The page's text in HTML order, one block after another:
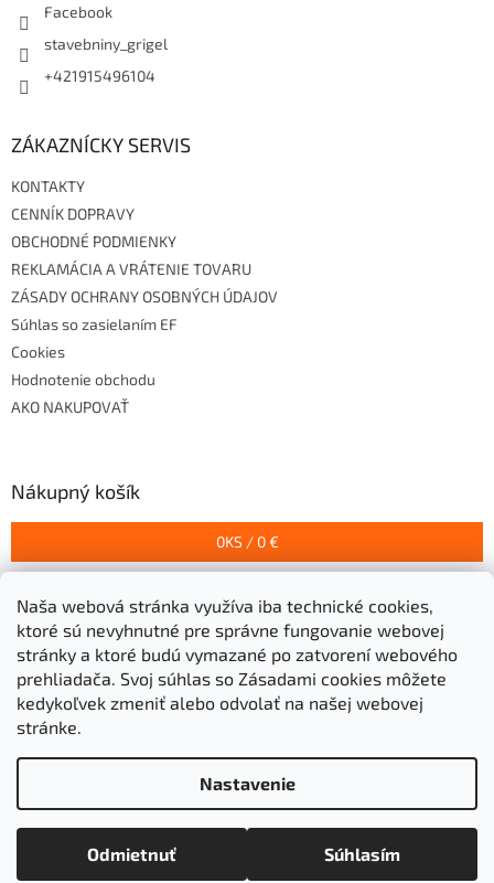
Naša webová stránka využíva iba technické cookies,
ktoré sú nevyhnutné pre správne fungovanie webovej
stránky a ktoré budú vymazané po zatvorení webového
prehliadača. Svoj súhlas so Zásadami cookies môžete
kedykoľvek zmeniť alebo odvolať na našej webovej
stránke.
Nastavenie
Odmietnuť Súhlasím
Facebook
stavebniny_grigel
+421915496104
ZÁKAZNÍCKY SERVIS
KONTAKTY
CENNÍK DOPRAVY
OBCHODNÉ PODMIENKY
REKLAMÁCIA A VRÁTENIE TOVARU
ZÁSADY OCHRANY OSOBNÝCH ÚDAJOV
Súhlas so zasielaním EF
Cookies
Hodnotenie obchodu
AKO NAKUPOVAŤ
Nákupný košík
0KS / 0 €
Prijímame online platby
Stavebniny Grigeľ s.r.o.
vyhradené.
Upraviť nastavenie cookies